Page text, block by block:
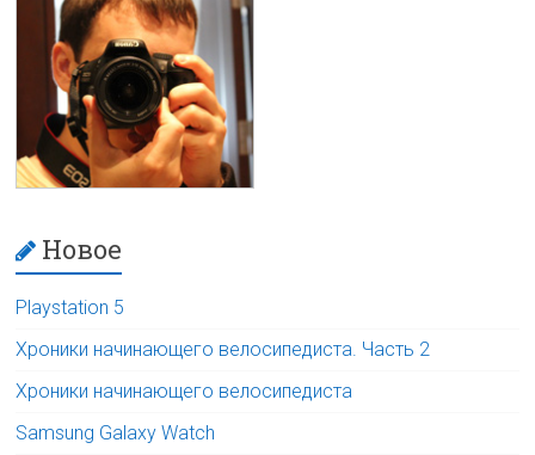
Новое
Playstation 5
Хроники начинающего велосипедиста. Часть 2
Хроники начинающего велосипедиста
Samsung Galaxy Watch